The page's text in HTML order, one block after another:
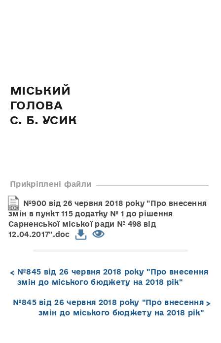
МІСЬКИЙ
С. Б. УСИК
Прикріплені файли
№900 від 26 червня 2018 року "Про внесення
змін в пункт 115 додатку № 1 до рішення
Сарненської міської ради № 498 від
12.04.2017".doc
№845 від 26 червня 2018 року "Про внесення
змін до міського бюджету на 2018 рік"
№845 від 26 червня 2018 року "Про внесення
змін до міського бюджету на 2018 рік"